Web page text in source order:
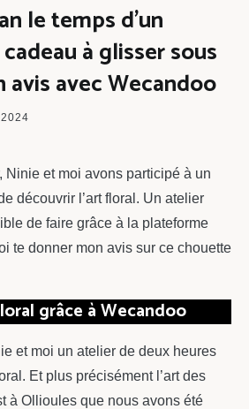
le temps d’un
à glisser sous
avis avec Wecandoo
Ninie et moi avons participé à un
découvrir l’art floral. Un atelier
de faire grâce à la plateforme
te donner mon avis sur ce chouette
grâce à Wecandoo
et moi un atelier de deux heures
Et plus précisément l’art des
à Ollioules que nous avons été